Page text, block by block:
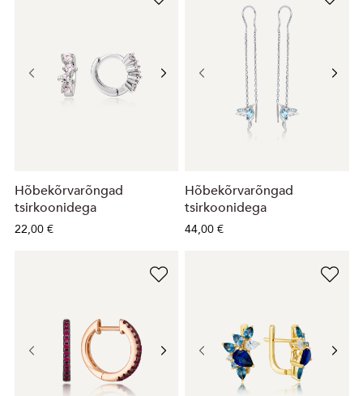
Hõbekõrvarõngad
tsirkoonidega
22,00 €
Hõbekõrvarõngad
tsirkoonidega
44,00 €